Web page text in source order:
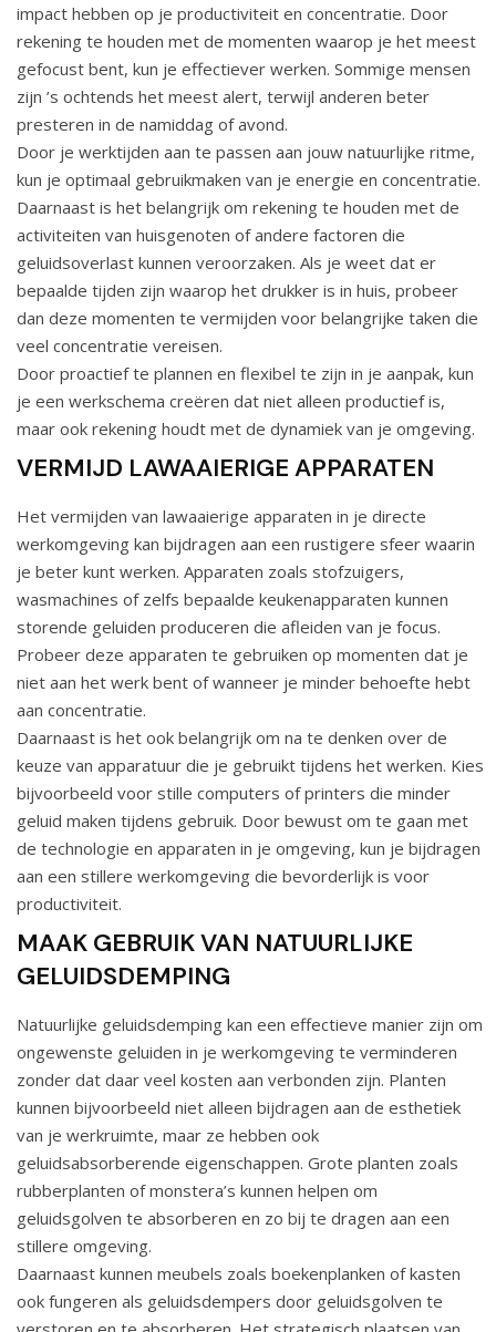
impact hebben op je productiviteit en concentratie. Door
rekening te houden met de momenten waarop je het meest
gefocust bent, kun je effectiever werken. Sommige mensen
zijn ’s ochtends het meest alert, terwijl anderen beter
presteren in de namiddag of avond.
Door je werktijden aan te passen aan jouw natuurlijke ritme,
kun je optimaal gebruikmaken van je energie en concentratie.
Daarnaast is het belangrijk om rekening te houden met de
activiteiten van huisgenoten of andere factoren die
geluidsoverlast kunnen veroorzaken. Als je weet dat er
bepaalde tijden zijn waarop het drukker is in huis, probeer
dan deze momenten te vermijden voor belangrijke taken die
veel concentratie vereisen.
Door proactief te plannen en flexibel te zijn in je aanpak, kun
je een werkschema creëren dat niet alleen productief is,
maar ook rekening houdt met de dynamiek van je omgeving.
VERMIJD LAWAAIERIGE APPARATEN
Het vermijden van lawaaierige apparaten in je directe
werkomgeving kan bijdragen aan een rustigere sfeer waarin
je beter kunt werken. Apparaten zoals stofzuigers,
wasmachines of zelfs bepaalde keukenapparaten kunnen
storende geluiden produceren die afleiden van je focus.
Probeer deze apparaten te gebruiken op momenten dat je
niet aan het werk bent of wanneer je minder behoefte hebt
aan concentratie.
Daarnaast is het ook belangrijk om na te denken over de
keuze van apparatuur die je gebruikt tijdens het werken. Kies
bijvoorbeeld voor stille computers of printers die minder
geluid maken tijdens gebruik. Door bewust om te gaan met
de technologie en apparaten in je omgeving, kun je bijdragen
aan een stillere werkomgeving die bevorderlijk is voor
productiviteit.
MAAK GEBRUIK VAN NATUURLIJKE
GELUIDSDEMPING
Natuurlijke geluidsdemping kan een effectieve manier zijn om
ongewenste geluiden in je werkomgeving te verminderen
zonder dat daar veel kosten aan verbonden zijn. Planten
kunnen bijvoorbeeld niet alleen bijdragen aan de esthetiek
van je werkruimte, maar ze hebben ook
geluidsabsorberende eigenschappen. Grote planten zoals
rubberplanten of monstera’s kunnen helpen om
geluidsgolven te absorberen en zo bij te dragen aan een
stillere omgeving.
Daarnaast kunnen meubels zoals boekenplanken of kasten
ook fungeren als geluidsdempers door geluidsgolven te